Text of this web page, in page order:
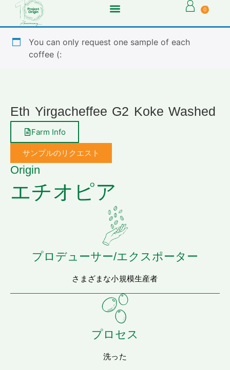
0
You can only request one sample of each
coffee (:
Eth Yirgacheffee G2 Koke Washed
Farm Info
サンプルのリクエスト
Origin
エチオピア
プロデューサー/エクスポーター
さまざまな小規模生産者
プロセス
洗った